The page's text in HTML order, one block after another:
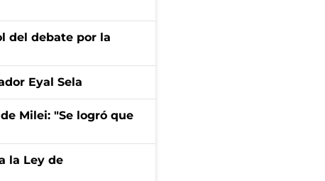
del debate por la
Eyal Sela
Milei: "Se logró que
la Ley de